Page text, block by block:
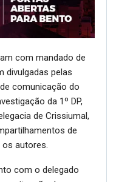
com mandado de
divulgadas pelas
comunicação do
da 1º DP,
de Crissiumal,
de
autores.
com o delegado